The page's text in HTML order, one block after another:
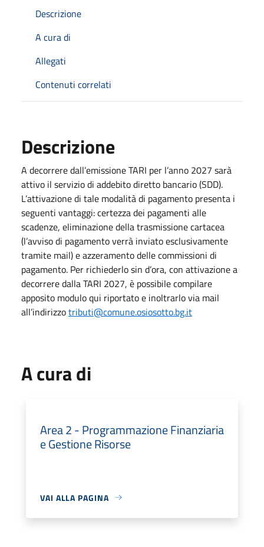
Descrizione
A cura di
Allegati
Contenuti correlati
Descrizione
A decorrere dall’emissione TARI per l’anno 2027 sarà
attivo il servizio di addebito diretto bancario (SDD).
L’attivazione di tale modalità di pagamento presenta i
seguenti vantaggi: certezza dei pagamenti alle
scadenze, eliminazione della trasmissione cartacea
(l’avviso di pagamento verrà inviato esclusivamente
tramite mail) e azzeramento delle commissioni di
pagamento. Per richiederlo sin d’ora, con attivazione a
decorrere dalla TARI 2027, è possibile compilare
apposito modulo qui riportato e inoltrarlo via mail
all’indirizzotributi@comune.osiosotto.bg.it
A cura di
Area 2 - Programmazione Finanziaria
e Gestione Risorse
VAI ALLA PAGINA